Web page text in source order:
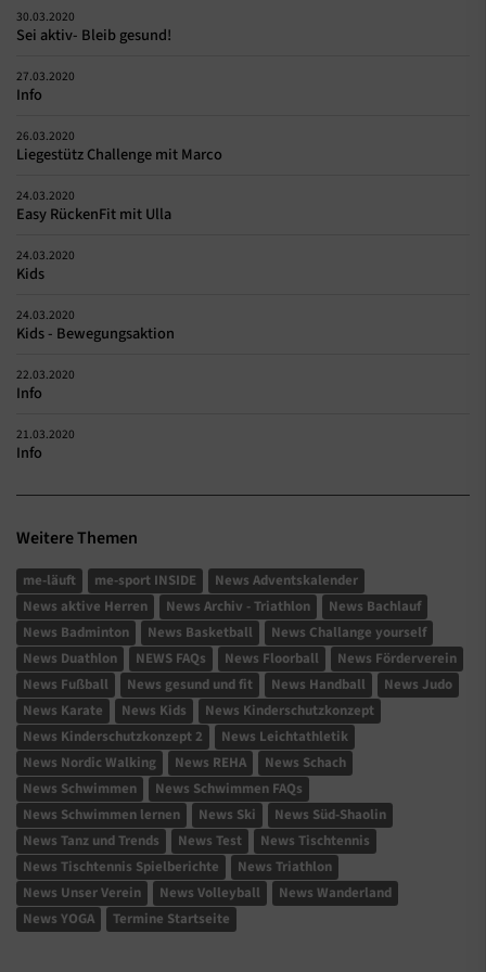
30.03.2020
Sei aktiv- Bleib gesund!
27.03.2020
Info
26.03.2020
Liegestütz Challenge mit Marco
24.03.2020
Easy RückenFit mit Ulla
24.03.2020
Kids
24.03.2020
Kids - Bewegungsaktion
22.03.2020
Info
21.03.2020
Info
Weitere Themen
me-läuft me-sport INSIDE
News Adventskalender
News aktive Herren
News Archiv - Triathlon
News Bachlauf
News Badminton
News Basketball
News Challange yourself
News Duathlon
NEWS FAQs News Floorball
News Förderverein
News Fußball
News gesund und fit News Handball
News Judo
News Karate
News Kids
News Kinderschutzkonzept
News Kinderschutzkonzept 2
News Leichtathletik
News Nordic Walking
News REHA
News Schach
News Schwimmen
News Schwimmen FAQs
News Schwimmen lernen
News Ski
News Süd-Shaolin
News Tanz und Trends
News Test
News Tischtennis
News Tischtennis Spielberichte
News Triathlon
News Unser Verein
News Volleyball
News Wanderland
News YOGA
Termine Startseite